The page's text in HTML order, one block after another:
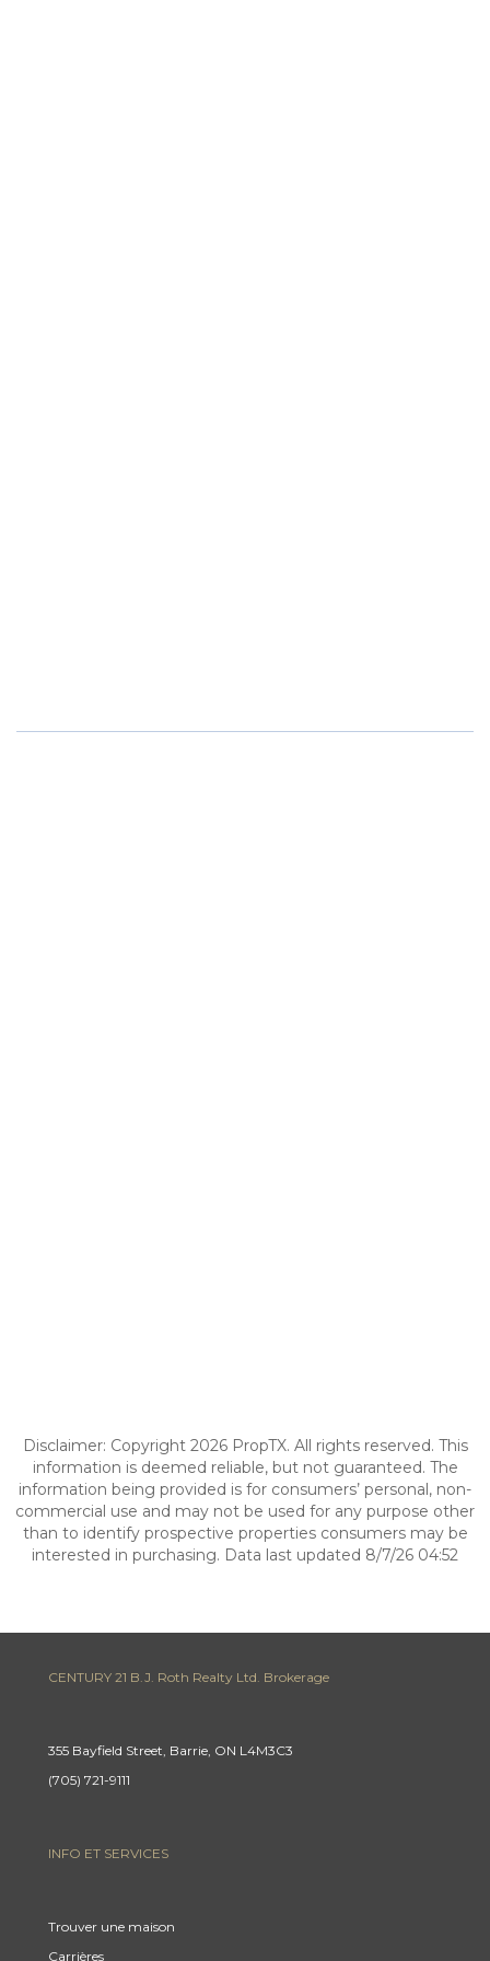
Disclaimer: Copyright 2026 PropTX. All rights reserved. This
information is deemed reliable, but not guaranteed. The
information being provided is for consumers’ personal, non-
commercial use and may not be used for any purpose other
than to identify prospective properties consumers may be
interested in purchasing. Data last updated 8/7/26 04:52
CENTURY 21 B.J. Roth Realty Ltd. Brokerage
355 Bayfield Street, Barrie, ON L4M3C3
(705) 721-9111
INFO ET SERVICES
Trouver une maison
Carrières